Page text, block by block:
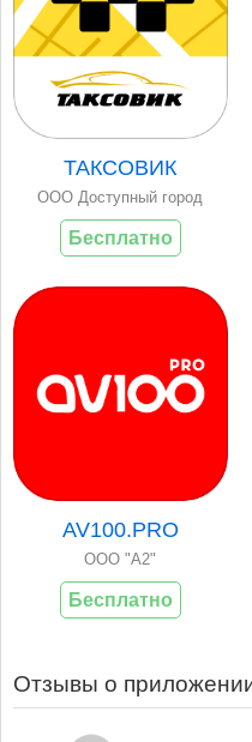
ТАКСОВИК
ООО Доступный город
Бесплатно
AV100.PRO
ООО "А2"
Бесплатно
Отзывы о